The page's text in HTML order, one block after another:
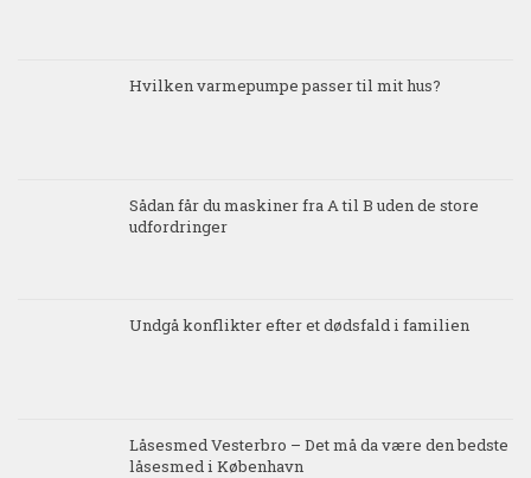
Hvilken varmepumpe passer til mit hus?
Sådan får du maskiner fra A til B uden de store
udfordringer
Undgå konflikter efter et dødsfald i familien
Låsesmed Vesterbro – Det må da være den bedste
låsesmed i København